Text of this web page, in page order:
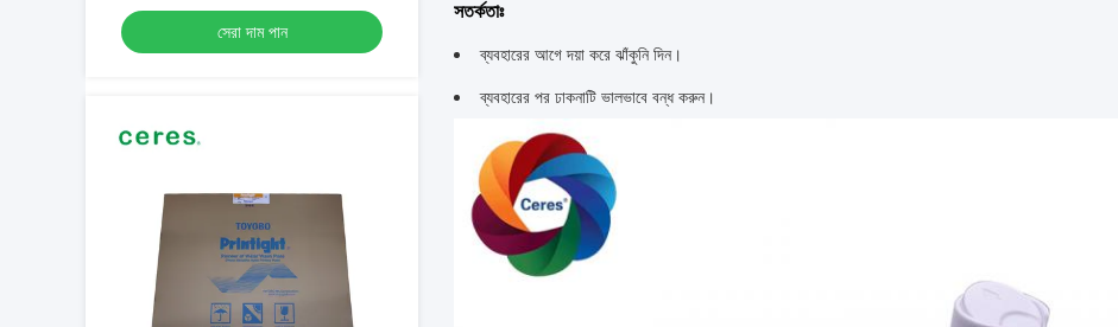
সেরা দাম পান
সতর্কতাঃ
ব্যবহারের আগে দয়া করে ঝাঁকুনি দিন।
ব্যবহারের পর ঢাকনাটি ভালভাবে বন্ধ করুন।